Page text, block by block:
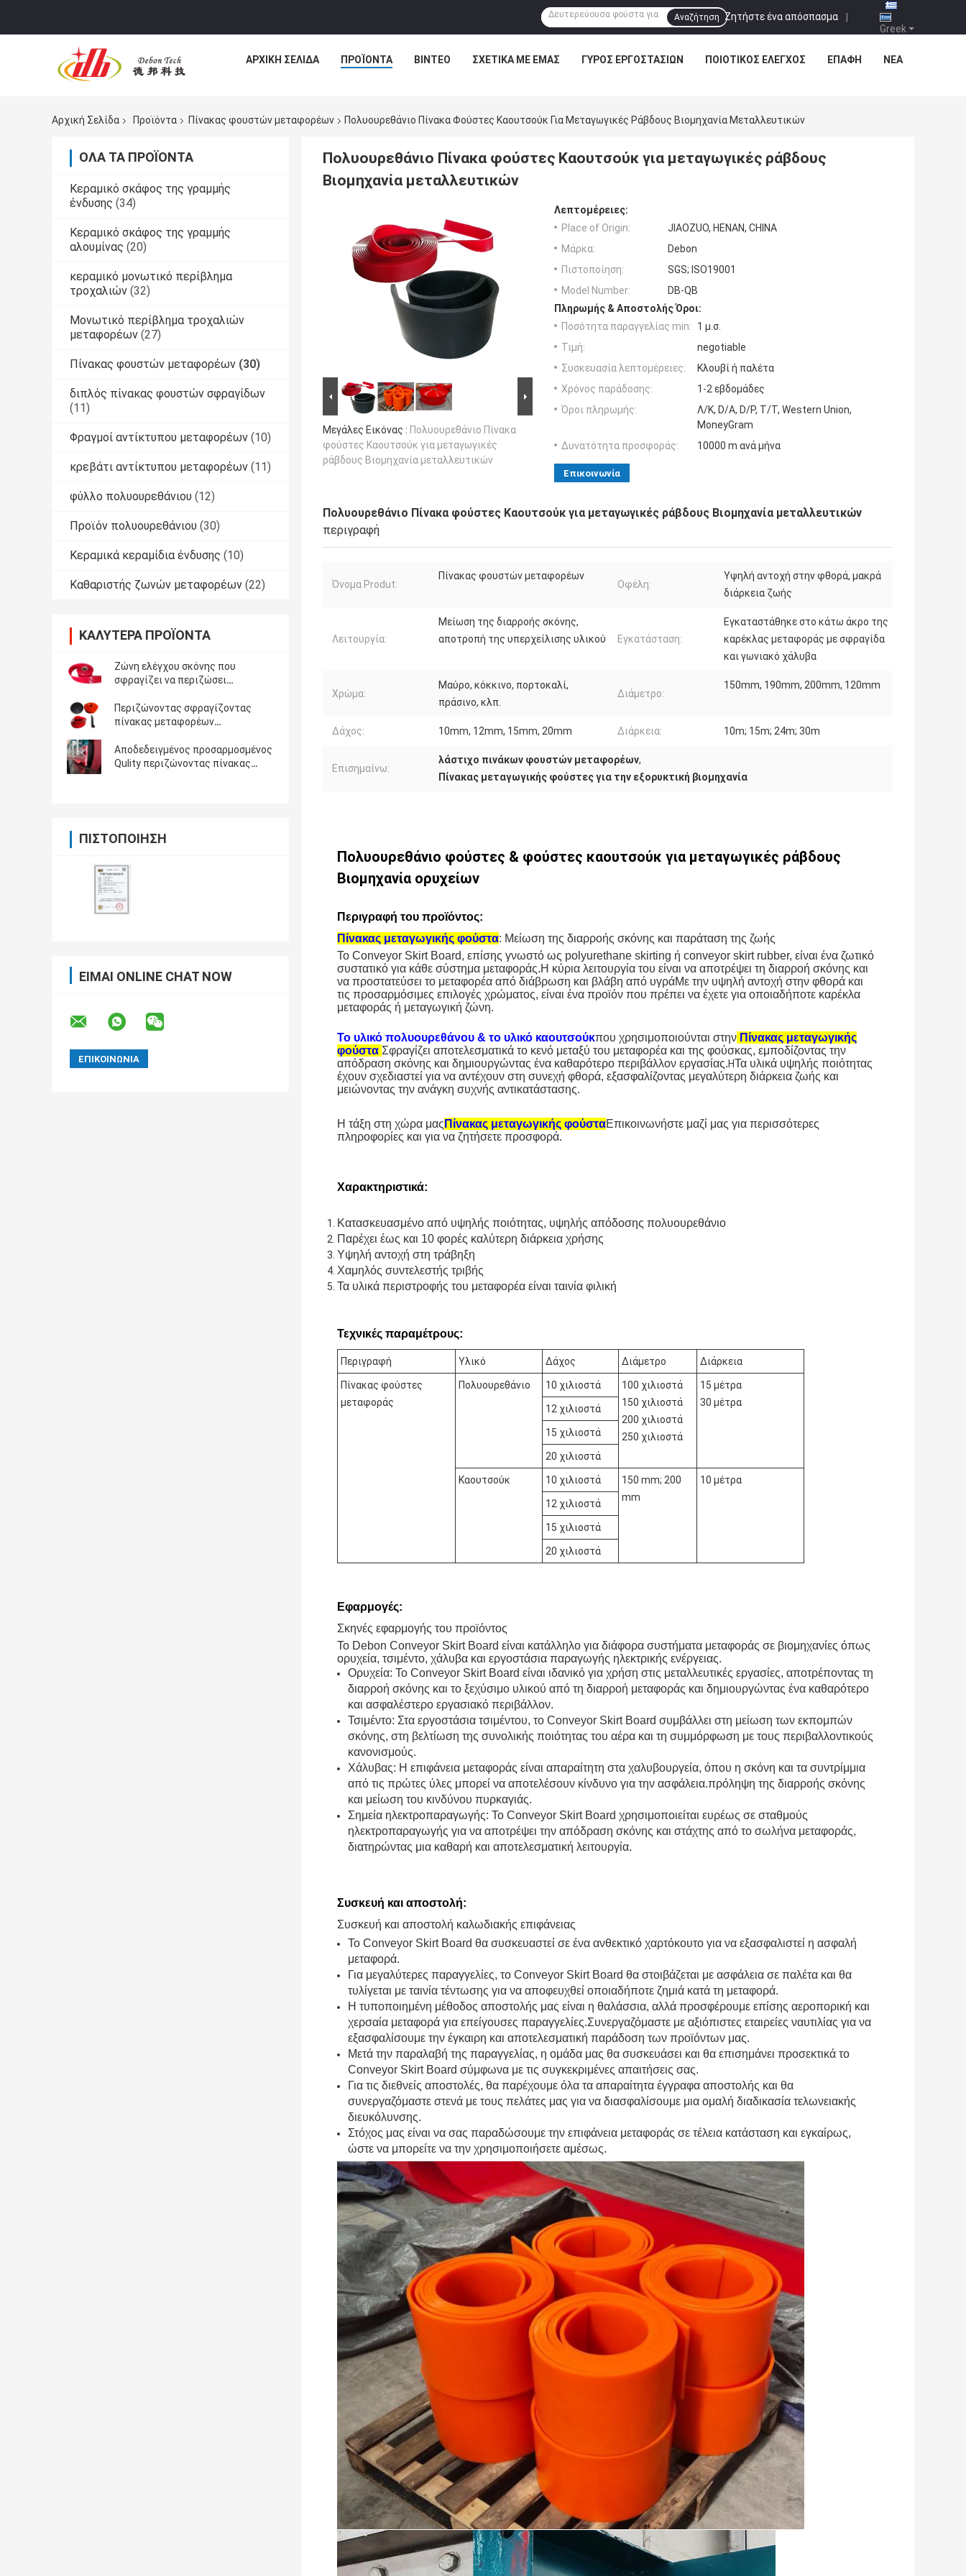
Greek
Ζητήστε ένα απόσπασμα |
Αναζήτηση
ΑΡΧΙΚΉ ΣΕΛΊΔΑ ΠΡΟΪΌΝΤΑ ΒΊΝΤΕΟ ΣΧΕΤΙΚΆ ΜΕ ΕΜΆΣ ΓΎΡΟΣ ΕΡΓΟΣΤΑΣΊΩΝ ΠΟΙΟΤΙΚΌΣ ΈΛΕΓΧΟΣ ΕΠΑΦΉ ΝΈΑ
Αρχική Σελίδα Προϊόντα Πίνακας φουστών μεταφορέων Πολυουρεθάνιο Πίνακα Φούστες Καουτσούκ Για Μεταγωγικές Ράβδους Βιομηχανία Μεταλλευτικών
ΌΛΑ ΤΑ ΠΡΟΪΌΝΤΑ
Κεραμικό σκάφος της γραμμής
ένδυσης (34)
Κεραμικό σκάφος της γραμμής
αλουμίνας (20)
κεραμικό μονωτικό περίβλημα
τροχαλιών (32)
Μονωτικό περίβλημα τροχαλιών
μεταφορέων (27)
Πίνακας φουστών μεταφορέων (30)
διπλός πίνακας φουστών σφραγίδων
(11)
Φραγμοί αντίκτυπου μεταφορέων (10)
κρεβάτι αντίκτυπου μεταφορέων (11)
φύλλο πολυουρεθάνιου (12)
Προϊόν πολυουρεθάνιου (30)
Κεραμικά κεραμίδια ένδυσης (10)
Καθαριστής ζωνών μεταφορέων (22)
ΚΑΛΎΤΕΡΑ ΠΡΟΪΌΝΤΑ
Ζώνη ελέγχου σκόνης που
σφραγίζει να περιζώσει
Skirtboard πολυ Urethane πινάκων
να περιζώσει
Περιζώνοντας σφραγίζοντας
πίνακας μεταφορέων
ανθεκτικός για τη ζώνη
μεταφορέων
Αποδεδειγμένος προσαρμοσμένος
Qulity περιζώνοντας πίνακας
ΠΙΣΤΟΠΟΊΗΣΗ
ΕΊΜΑΙ ONLINE CHAT NOW
Πολυουρεθάνιο Πίνακα φούστες Καουτσούκ για μεταγωγικές ράβδους
Βιομηχανία μεταλλευτικών
Μεγάλες Εικόνας : Πολυουρεθάνιο Πίνακα
φούστες Καουτσούκ για μεταγωγικές
ράβδους Βιομηχανία μεταλλευτικών
Λεπτομέρειες:
Place of Origin:
JIAOZUO, HENAN, CHINA
Μάρκα:
Debon
Πιστοποίηση:
SGS; ISO19001
Model Number:
DB-QB
Πληρωμής & Αποστολής Όροι:
Ποσότητα παραγγελίας min:
1 μ.σ.
Τιμή:
negotiable
Συσκευασία λεπτομέρειες:
Κλουβί ή παλέτα
Χρόνος παράδοσης:
1-2 εβδομάδες
Όροι πληρωμής:
Λ/Κ, D/A, D/P, T/T, Western Union,
MoneyGram
Δυνατότητα προσφοράς:
10000 m ανά μήνα
Επικοινωνία
Πολυουρεθάνιο Πίνακα φούστες Καουτσούκ για μεταγωγικές ράβδους Βιομηχανία μεταλλευτικών
περιγραφή
Όνομα Produt:
Πίνακας φουστών μεταφορέων
Οφέλη:
Υψηλή αντοχή στην φθορά, μακρά
διάρκεια ζωής
Λειτουργία:
Μείωση της διαρροής σκόνης,
αποτροπή της υπερχείλισης υλικού
Εγκατάσταση:
Εγκαταστάθηκε στο κάτω άκρο της
καρέκλας μεταφοράς με σφραγίδα
και γωνιακό χάλυβα
Χρώμα:
Μαύρο, κόκκινο, πορτοκαλί,
πράσινο, κλπ.
Διάμετρο:
150mm, 190mm, 200mm, 120mm
Δάχος: 10mm, 12mm, 15mm, 20mm Διάρκεια: 10m; 15m; 24m; 30m
Επισημαίνω:
λάστιχο πινάκων φουστών μεταφορέων,
Πίνακας μεταγωγικής φούστες για την εξορυκτική βιομηχανία
Πολυουρεθάνιο φούστες & φούστες καουτσούκ για μεταγωγικές ράβδους
Βιομηχανία ορυχείων
Περιγραφή του προϊόντος:
Πίνακας μεταγωγικής φούστα: Μείωση της διαρροής σκόνης και παράταση της ζωής
Το Conveyor Skirt Board, επίσης γνωστό ως polyurethane skirting ή conveyor skirt rubber, είναι ένα ζωτικό
συστατικό για κάθε σύστημα μεταφοράς.Η κύρια λειτουργία του είναι να αποτρέψει τη διαρροή σκόνης και
να προστατεύσει το μεταφορέα από διάβρωση και βλάβη από υγράΜε την υψηλή αντοχή στην φθορά και
τις προσαρμόσιμες επιλογές χρώματος, είναι ένα προϊόν που πρέπει να έχετε για οποιαδήποτε καρέκλα
μεταφοράς ή μεταγωγική ζώνη.
Το υλικό πολυουρεθάνου & το υλικό καουτσούκπου χρησιμοποιούνται στην Πίνακας μεταγωγικής
φούστα Σφραγίζει αποτελεσματικά το κενό μεταξύ του μεταφορέα και της φούσκας, εμποδίζοντας την
απόδραση σκόνης και δημιουργώντας ένα καθαρότερο περιβάλλον εργασίας.HΤα υλικά υψηλής ποιότητας
έχουν σχεδιαστεί για να αντέχουν στη συνεχή φθορά, εξασφαλίζοντας μεγαλύτερη διάρκεια ζωής και
μειώνοντας την ανάγκη συχνής αντικατάστασης.
Η τάξη στη χώρα μας Πίνακας μεταγωγικής φούσταΕπικοινωνήστε μαζί μας για περισσότερες
πληροφορίες και για να ζητήσετε προσφορά.
Χαρακτηριστικά:
Κατασκευασμένο από υψηλής ποιότητας, υψηλής απόδοσης πολυουρεθάνιο
Παρέχει έως και 10 φορές καλύτερη διάρκεια χρήσης
Υψηλή αντοχή στη τράβηξη
Χαμηλός συντελεστής τριβής
Τα υλικά περιστροφής του μεταφορέα είναι ταινία φιλική
Τεχνικές παραμέτρους:
Περιγραφή Υλικό Δάχος Διάμετρο Διάρκεια
Πίνακας φούστες
μεταφοράς
Πολυουρεθάνιο 10 χιλιοστά
100 χιλιοστά
150 χιλιοστά
200 χιλιοστά
250 χιλιοστά
15 μέτρα
30 μέτρα
12 χιλιοστά
15 χιλιοστά
20 χιλιοστά
Καουτσούκ 10 χιλιοστά
150 mm; 200
mm
10 μέτρα
12 χιλιοστά
15 χιλιοστά
20 χιλιοστά
Εφαρμογές:
Σκηνές εφαρμογής του προϊόντος
Το Debon Conveyor Skirt Board είναι κατάλληλο για διάφορα συστήματα μεταφοράς σε βιομηχανίες όπως
ορυχεία, τσιμέντο, χάλυβα και εργοστάσια παραγωγής ηλεκτρικής ενέργειας.
Ορυχεία: Το Conveyor Skirt Board είναι ιδανικό για χρήση στις μεταλλευτικές εργασίες, αποτρέποντας τη
διαρροή σκόνης και το ξεχύσιμο υλικού από τη διαρροή μεταφοράς και δημιουργώντας ένα καθαρότερο
και ασφαλέστερο εργασιακό περιβάλλον.
Τσιμέντο: Στα εργοστάσια τσιμέντου, το Conveyor Skirt Board συμβάλλει στη μείωση των εκπομπών
σκόνης, στη βελτίωση της συνολικής ποιότητας του αέρα και τη συμμόρφωση με τους περιβαλλοντικούς
κανονισμούς.
Χάλυβας: Η επιφάνεια μεταφοράς είναι απαραίτητη στα χαλυβουργεία, όπου η σκόνη και τα συντρίμμια
από τις πρώτες ύλες μπορεί να αποτελέσουν κίνδυνο για την ασφάλεια.πρόληψη της διαρροής σκόνης
και μείωση του κινδύνου πυρκαγιάς.
Σημεία ηλεκτροπαραγωγής: Το Conveyor Skirt Board χρησιμοποιείται ευρέως σε σταθμούς
ηλεκτροπαραγωγής για να αποτρέψει την απόδραση σκόνης και στάχτης από το σωλήνα μεταφοράς,
διατηρώντας μια καθαρή και αποτελεσματική λειτουργία.
Συσκευή και αποστολή:
Συσκευή και αποστολή καλωδιακής επιφάνειας
Το Conveyor Skirt Board θα συσκευαστεί σε ένα ανθεκτικό χαρτόκουτο για να εξασφαλιστεί η ασφαλή
μεταφορά.
Για μεγαλύτερες παραγγελίες, το Conveyor Skirt Board θα στοιβάζεται με ασφάλεια σε παλέτα και θα
τυλίγεται με ταινία τέντωσης για να αποφευχθεί οποιαδήποτε ζημιά κατά τη μεταφορά.
Η τυποποιημένη μέθοδος αποστολής μας είναι η θαλάσσια, αλλά προσφέρουμε επίσης αεροπορική και
χερσαία μεταφορά για επείγουσες παραγγελίες.Συνεργαζόμαστε με αξιόπιστες εταιρείες ναυτιλίας για να
εξασφαλίσουμε την έγκαιρη και αποτελεσματική παράδοση των προϊόντων μας.
Μετά την παραλαβή της παραγγελίας, η ομάδα μας θα συσκευάσει και θα επισημάνει προσεκτικά το
Conveyor Skirt Board σύμφωνα με τις συγκεκριμένες απαιτήσεις σας.
Για τις διεθνείς αποστολές, θα παρέχουμε όλα τα απαραίτητα έγγραφα αποστολής και θα
συνεργαζόμαστε στενά με τους πελάτες μας για να διασφαλίσουμε μια ομαλή διαδικασία τελωνειακής
διευκόλυνσης.
Στόχος μας είναι να σας παραδώσουμε την επιφάνεια μεταφοράς σε τέλεια κατάσταση και εγκαίρως,
ώστε να μπορείτε να την χρησιμοποιήσετε αμέσως.